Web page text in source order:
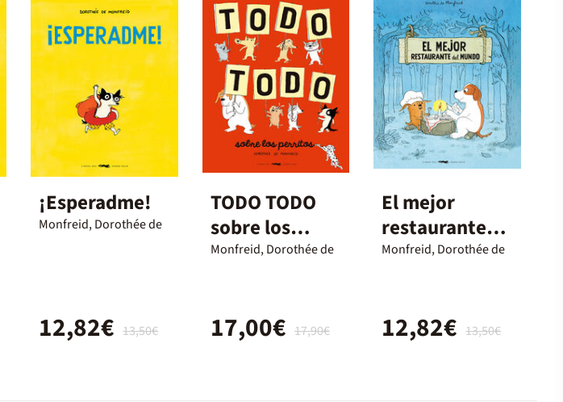
¡Esperadme!
Monfreid, Dorothée de
13,50€
12,82€
TODO TODO
sobre los
perritos
Monfreid, Dorothée de
17,90€
17,00€
El mejor
restaurante
del mundo
Monfreid, Dorothée de
13,50€
12,82€